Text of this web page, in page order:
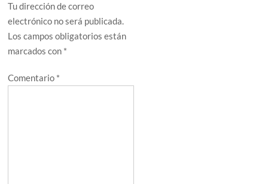
Tu dirección de correo
electrónico no será publicada.
Los campos obligatorios están
marcados con *
Comentario *